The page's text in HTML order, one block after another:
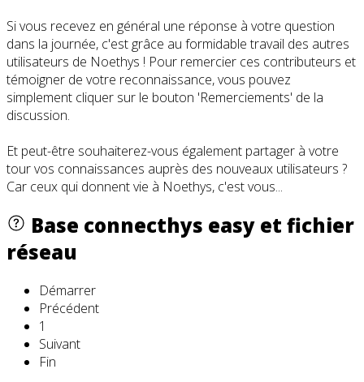
Si vous recevez en général une réponse à votre question
dans la journée, c'est grâce au formidable travail des autres
utilisateurs de Noethys ! Pour remercier ces contributeurs et
témoigner de votre reconnaissance, vous pouvez
simplement cliquer sur le bouton 'Remerciements' de la
discussion.
Et peut-être souhaiterez-vous également partager à votre
tour vos connaissances auprès des nouveaux utilisateurs ?
Car ceux qui donnent vie à Noethys, c'est vous...
Base connecthys easy et fichier
réseau
Démarrer
Précédent
1
Suivant
Fin